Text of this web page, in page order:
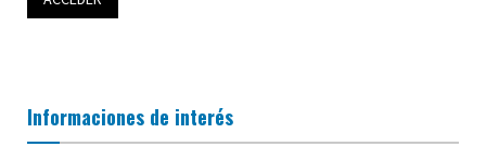
Informaciones de interés